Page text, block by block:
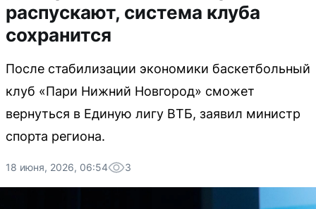
распускают, система клуба
сохранится
После стабилизации экономики баскетбольный
клуб «Пари Нижний Новгород» сможет
вернуться в Единую лигу ВТБ, заявил министр
спорта региона.
18 июня, 2026, 06:54 3